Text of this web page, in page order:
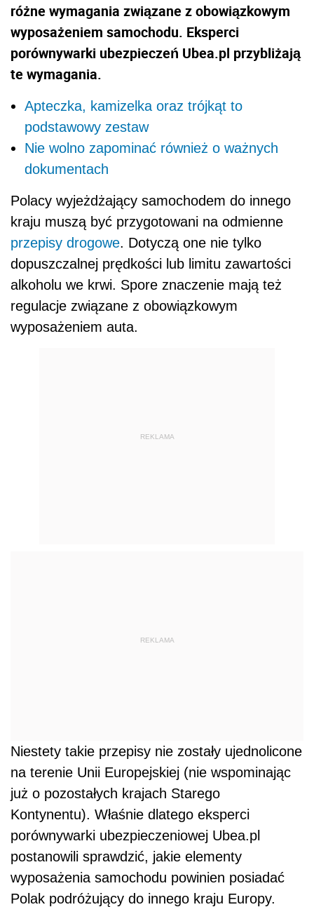
różne wymagania związane z obowiązkowym
wyposażeniem samochodu. Eksperci
porównywarki ubezpieczeń Ubea.pl przybliżają
te wymagania.
Apteczka, kamizelka oraz trójkąt to
podstawowy zestaw
Nie wolno zapominać również o ważnych
dokumentach
Polacy wyjeżdżający samochodem do innego
kraju muszą być przygotowani na odmienne
przepisy drogowe. Dotyczą one nie tylko
dopuszczalnej prędkości lub limitu zawartości
alkoholu we krwi. Spore znaczenie mają też
regulacje związane z obowiązkowym
wyposażeniem auta.
REKLAMA
REKLAMA
Niestety takie przepisy nie zostały ujednolicone
na terenie Unii Europejskiej (nie wspominając
już o pozostałych krajach Starego
Kontynentu). Właśnie dlatego eksperci
porównywarki ubezpieczeniowej Ubea.pl
postanowili sprawdzić, jakie elementy
wyposażenia samochodu powinien posiadać
Polak podróżujący do innego kraju Europy.